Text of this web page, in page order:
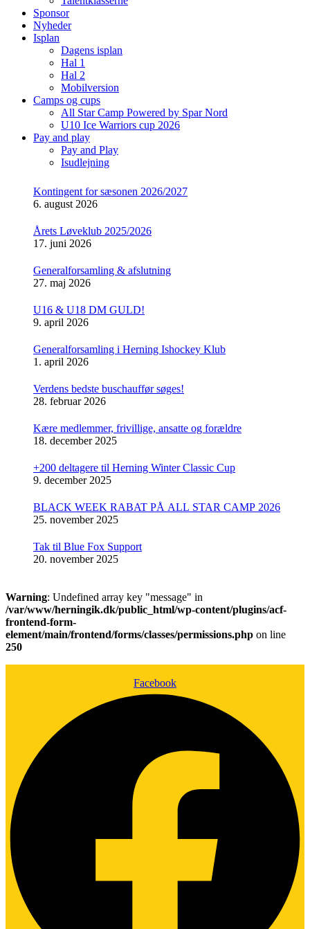
Sponsor
Nyheder
Isplan
Dagens isplan
Hal 1
Hal 2
Mobilversion
Camps og cups
All Star Camp Powered by Spar Nord
U10 Ice Warriors cup 2026
Pay and play
Pay and Play
Isudlejning
Kontingent for sæsonen 2026/2027
6. august 2026
Årets Løveklub 2025/2026
17. juni 2026
Generalforsamling & afslutning
27. maj 2026
U16 & U18 DM GULD!
9. april 2026
Generalforsamling i Herning Ishockey Klub
1. april 2026
Verdens bedste buschauffør søges!
28. februar 2026
Kære medlemmer, frivillige, ansatte og forældre
18. december 2025
+200 deltagere til Herning Winter Classic Cup
9. december 2025
BLACK WEEK RABAT PÅ ALL STAR CAMP 2026
25. november 2025
Tak til Blue Fox Support
20. november 2025
Warning: Undefined array key "message" in
/var/www/herningik.dk/public_html/wp-content/plugins/acf-
frontend-form-
element/main/frontend/forms/classes/permissions.php on line
250
Facebook